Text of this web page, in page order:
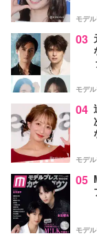
モデ
03
モデ
04
モデ
05
モデ